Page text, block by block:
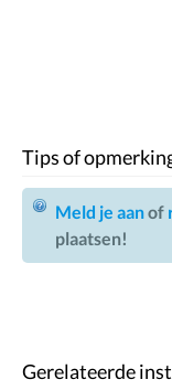
Tips of
Meld je aanof
plaatsen!
Gerelateerde